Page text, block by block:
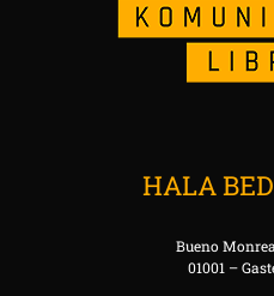
HALA
Bueno
01001 –